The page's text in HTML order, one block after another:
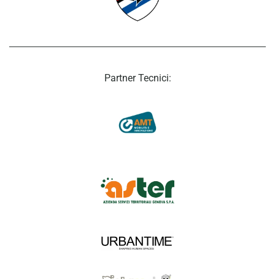
Partner Tecnici: